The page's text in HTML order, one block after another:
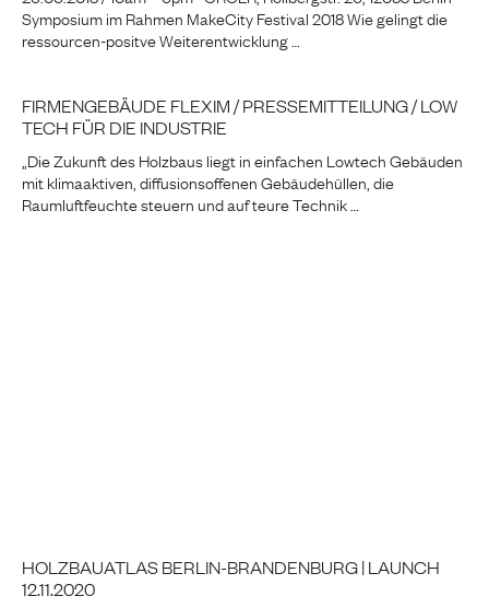
Symposium im Rahmen MakeCity Festival 2018 Wie gelingt die
ressourcen-positve Weiterentwicklung …
FIRMENGEBÄUDE FLEXIM / PRESSEMITTEILUNG / LOW
TECH FÜR DIE INDUSTRIE
„Die Zukunft des Holzbaus liegt in einfachen Lowtech Gebäuden
mit klimaaktiven, diffusionsoffenen Gebäudehüllen, die
Raumluftfeuchte steuern und auf teure Technik …
HOLZBAUATLAS BERLIN-BRANDENBURG | LAUNCH
12.11.2020